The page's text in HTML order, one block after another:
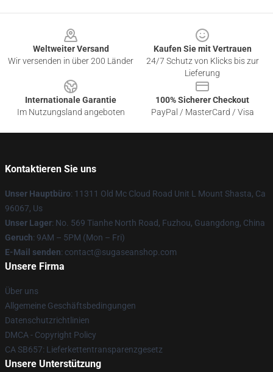
Weltweiter Versand
Wir versenden in über 200 Länder
Kaufen Sie mit Vertrauen
24/7 Schutz von Klicks bis zur
Lieferung
Internationale Garantie
Im Nutzungsland angeboten
100% Sicherer Checkout
PayPal / MasterCard / Visa
Kontaktieren Sie uns
Unser Hauptbüro: 11311 Old Mc Cloud Road Unit L Mount Shasta, Ca
96067, Us
Unser Lager: No. 569 Tianhe North Road, Fuzhou, Guangdong, China
Geruch: 9AM – 5PM (Mon – Fri)
E-Mail senden: contact@sugaseanshop.com
Unsere Firma
Über uns
Allgemeine Geschäftsbedingungen
Datenschutzrichtlinien
DMCA - Copyright Policy
CA SB657: Lieferkettentransparenzgesetz
Unsere Unterstützung